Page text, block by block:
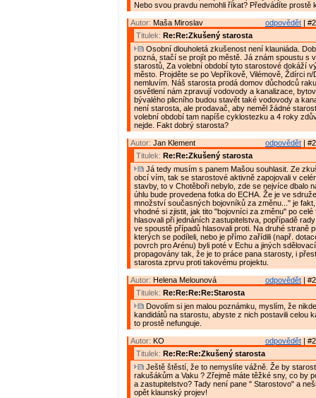
Nebo svou pravdu nemohli říkat? Předvádíte prostě
odpovědět |
Autor: Maša Miroslav
Titulek: Re:Re:Zkušený starosta
Osobní dlouholetá zkušenost není klauniáda.
pozná, stačí se projít po městě. Já znám spoustu s
starostů, Za volební období tyto starostové dokáží
město. Projděte se po Vepříkově, Vilémově, Ždírci n/
nemluvím. Náš starosta prodá domov důchodců
osvětlení nám zpravují vodovody a kanalizace,
bývalého plicního budou stavět také vodovody a
není starosta, ale prodavač, aby neměl žádné
volební období tam napíše cyklostezku a 4 roky
nejde. Fakt dobrý starosta?
odpovědět |
Autor: Jan Klement
Titulek: Re:Re:Zkušený starosta
Já tedy musím s panem Mašou souhlasit. Ze
obcí vím, tak se starostové aktivně zapojovali v
stavby, to v Chotěboři nebylo, zde se nejvíce dbalo
úhlu bude provedena fotka do ECHA. Že je ve
množství současných bojovníků za změnu..." je
vhodné si zjistit, jak tito "bojovníci za změnu" po
hlasovali při jednáních zastupitelstva, popřípadě
ve spoustě případů hlasovali proti. Na druhé straně
kterých se podíleli, nebo je přímo zařídili (např.
povrch pro Arénu) byli poté v Echu a jiných
propagovány tak, že je to práce pana starosty, i
starosta zprvu proti takovému projektu.
odpovědět |
Autor: Helena Melounová
Titulek: Re:Re:Re:Re:Starosta
Dovolím si jen malou poznámku, myslím, že
kandidátů na starostu, abyste z nich postavili celou
to prostě nefunguje.
odpovědět |
Autor: KO
Titulek: Re:Re:Re:Zkušený starosta
Ještě štěstí, že to nemyslíte vážně. Že by
rakušákům a Vaku ? Zřejmě máte těžké sny, co by
a zastupitelstvo? Tady není pane " Starostovo" a
opět klaunský projev!